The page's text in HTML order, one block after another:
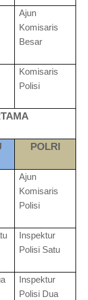
Ajun
Komisaris
Besar
Komisaris
Polisi
POLRI
Ajun
Komisaris
Polisi
Inspektur
Polisi Satu
Inspektur
Polisi Dua